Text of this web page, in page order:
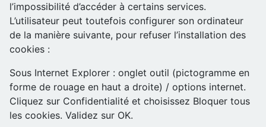
l’impossibilité d’accéder à certains services.
L’utilisateur peut toutefois configurer son ordinateur
de la manière suivante, pour refuser l’installation des
cookies :
Sous Internet Explorer : onglet outil (pictogramme en
forme de rouage en haut a droite) / options internet.
Cliquez sur Confidentialité et choisissez Bloquer tous
les cookies. Validez sur OK.